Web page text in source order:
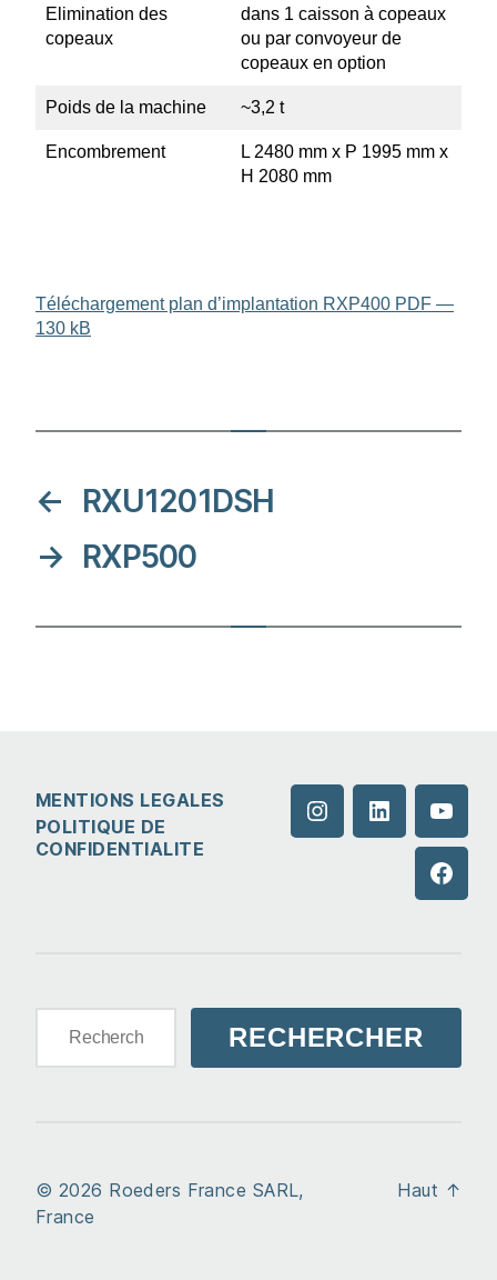
Elimi­nation des
copeaux
dans 1 caisson à copeaux
ou par convoyeur de
copeaux en option
Poids de la machine ~3,2 t
Encom­brement
L 2480 mm x P 1995 mm x
H 2080 mm
Téléchar­gement plan d’implan­tation RXP400 PDF —
130 kB
←
RXU1201DSH
→ RXP500
MENTIONS LEGALES
POLITIQUE DE
CONFIDENTIALITE
InstagramLinkedIn
© 2026 Roeders France SARL,
France
Haut ↑